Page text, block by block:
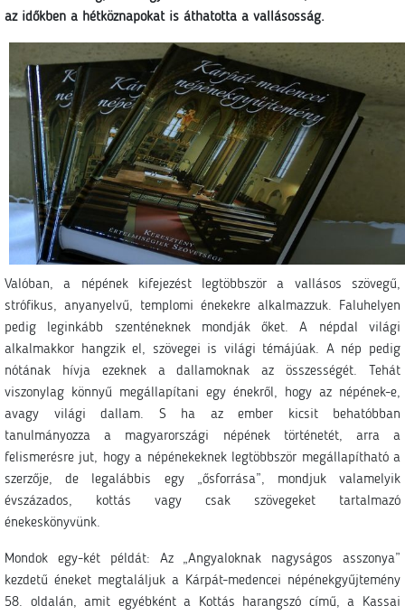
az időkben a hétköznapokat is áthatotta a vallásosság.
Valóban, a népének kifejezést legtöbbször a vallásos szövegű,
strófikus, anyanyelvű, templomi énekekre alkalmazzuk. Faluhelyen
pedig leginkább szenténeknek mondják őket. A népdal világi
alkalmakkor hangzik el, szövegei is világi témájúak. A nép pedig
nótának hívja ezeknek a dallamoknak az összességét. Tehát
viszonylag könnyű megállapítani egy énekről, hogy az népének-e,
avagy világi dallam. S ha az ember kicsit behatóbban
tanulmányozza a magyarországi népének történetét, arra a
felismerésre jut, hogy a népénekeknek legtöbbször megállapítható a
szerzője, de legalábbis egy „ősforrása”, mondjuk valamelyik
évszázados, kottás vagy csak szövegeket tartalmazó
énekeskönyvünk.
Mondok egy-két példát: Az „Angyaloknak nagyságos asszonya”
kezdetű éneket megtaláljuk a Kárpát-medencei népénekgyűjtemény
58. oldalán, amit egyébként a Kottás harangszó című, a Kassai